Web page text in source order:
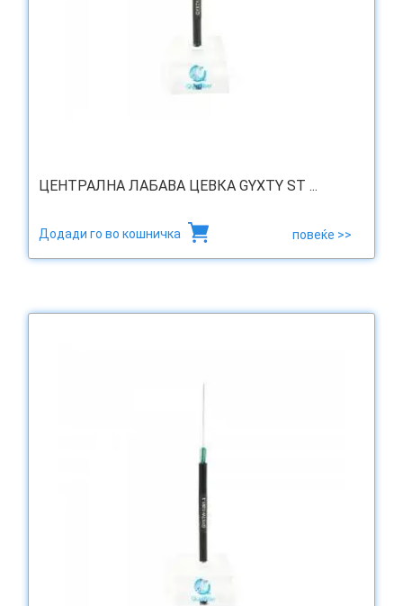
ЦЕНТРАЛНА ЛАБАВА ЦЕВКА GYXTY ST ...
Додади го во кошничка повеќе >>